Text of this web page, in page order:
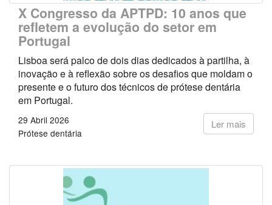
X Congresso da APTPD: 10 anos que
refletem a evolução do setor em
Portugal
Lisboa será palco de dois dias dedicados à partilha, à
inovação e à reflexão sobre os desafios que moldam o
presente e o futuro dos técnicos de prótese dentária
em Portugal.
Ler mais
29 Abril 2026
Prótese dentária